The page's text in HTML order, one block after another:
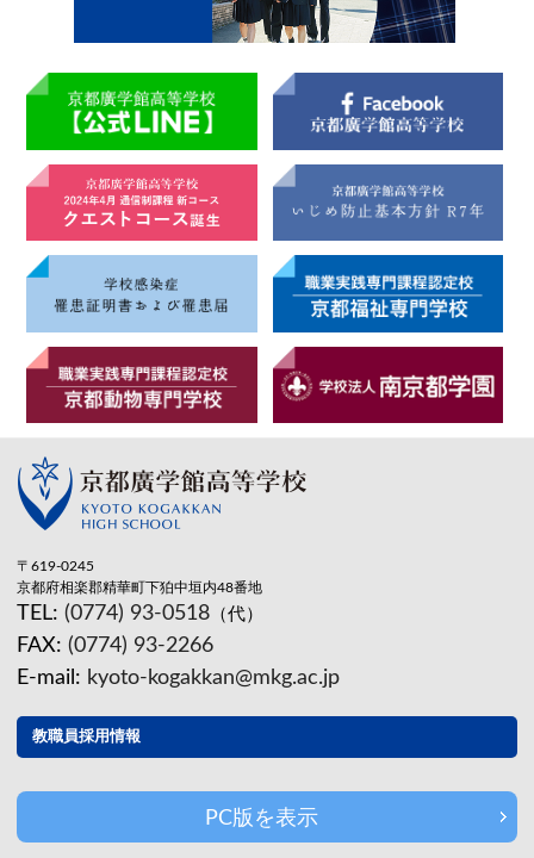
〒619-0245
京都府相楽郡精華町下狛中垣内48番地
TEL: (0774) 93-0518 （代）
FAX: (0774) 93-2266
E-mail: kyoto-kogakkan@mkg.ac.jp
教職員採用情報
PC版を表示